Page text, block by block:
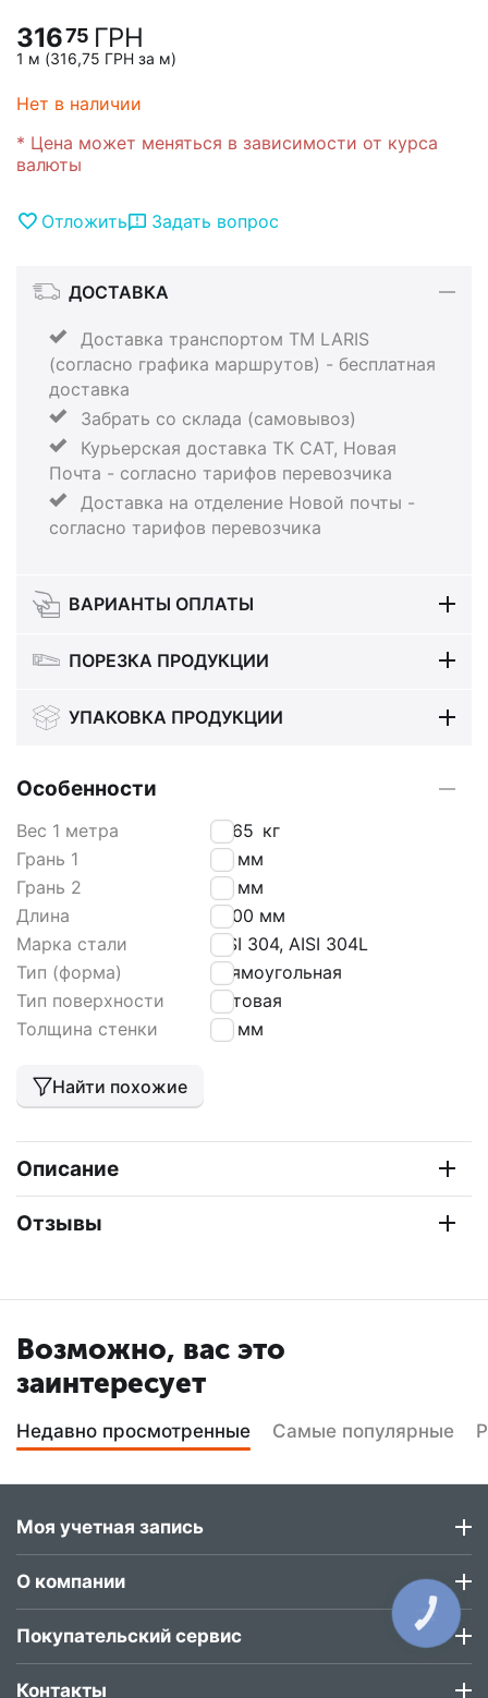
31675 ГРН
1 м (316,75 ГРН за м)
Нет в наличии
* Цена может меняться в зависимости от курса
валюты
Отложить Задать вопрос
ДОСТАВКА
Доставка транспортом ТМ LARIS
(согласно графика маршрутов) - бесплатная
доставка
Забрать со склада (самовывоз)
Курьерская доставка ТК САТ, Новая
Почта - согласно тарифов перевозчика
Доставка на отделение Новой почты -
согласно тарифов перевозчика
ВАРИАНТЫ ОПЛАТЫ
ПОРЕЗКА ПРОДУКЦИИ
УПАКОВКА ПРОДУКЦИИ
Особенности
Вес 1 метра 1,665 кг
Грань 1
50 мм
Грань 2
25 мм
Длина
6000 мм
Марка стали
AISI 304, AISI 304L
Тип (форма)
прямоугольная
Тип поверхности
матовая
Толщина стенки
1,5 мм
Найти похожие
Описание
Отзывы
Возможно, вас это
заинтересует
Недавно просмотренные Самые популярные
Моя учетная запись
О компании
Покупательский сервис
Контакты
КНОПКА
ЗВ'ЯЗКУ